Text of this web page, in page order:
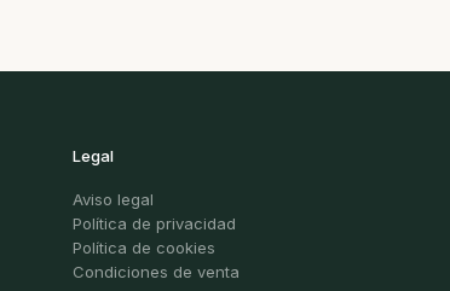
Legal
Aviso legal
Política de privacidad
Política de cookies
Condiciones de venta